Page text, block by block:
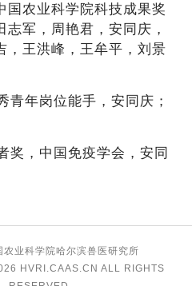
国农业科学院科技成果奖
志军，周艳君，安同庆，
，王洪峰，王牟平，刘景
青年岗位能手，安同庆；
奖，中国免疫学会，安同
农业科学院哈尔滨兽医研究所
HVRI.CAAS.CN ALL RIGHTS